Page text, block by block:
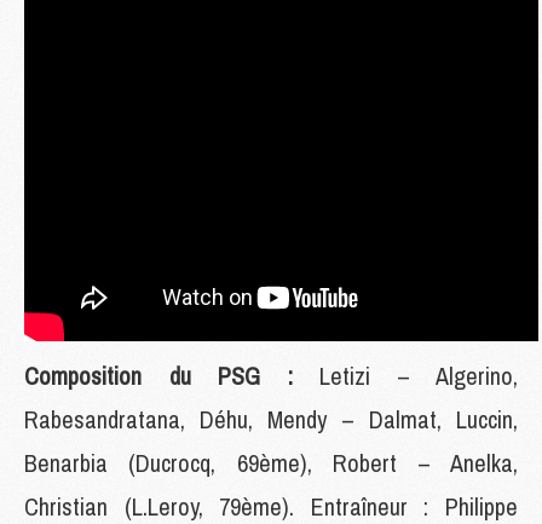
Composition du PSG : Letizi – Algerino,
Rabesandratana, Déhu, Mendy – Dalmat, Luccin,
Benarbia (Ducrocq, 69ème), Robert – Anelka,
Christian (L.Leroy, 79ème). Entraîneur : Philippe